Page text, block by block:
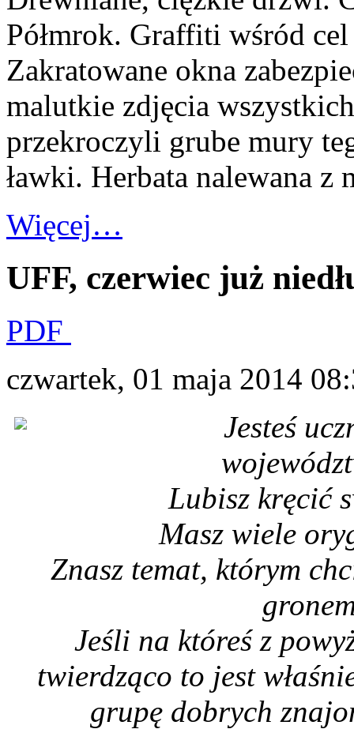
Półmrok. Graffiti wśród
Zakratowane okna
malutkie zdjęcia
przekroczyli grube mury
ławki. Herbata nalewana z
Więcej…
UFF, czerwiec już
PDF
czwartek, 01 maja 2014
Jesteś
Lubisz kręcić
Masz wiele
Znasz temat, którym
Jeśli na któreś z
twierdząco to jest
grupę dobrych